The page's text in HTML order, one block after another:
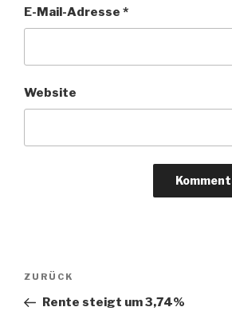
E-Mail-Adresse *
Website
Beitragsnavigation
Vorheriger
Beitrag
ZURÜCK
Rente steigt um 3,74%